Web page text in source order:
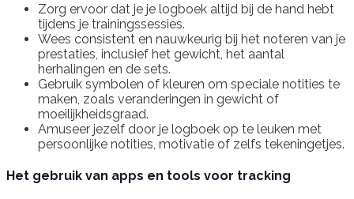
Zorg ervoor dat je je logboek altijd bij de hand hebt
tijdens je trainingssessies.
Wees consistent en nauwkeurig bij het noteren van je
prestaties, inclusief het gewicht, het aantal
herhalingen en de sets.
Gebruik symbolen of kleuren om speciale notities te
maken, zoals veranderingen in gewicht of
moeilijkheidsgraad.
Amuseer jezelf door je logboek op te leuken met
persoonlijke notities, motivatie of zelfs tekeningetjes.
Het gebruik van apps en tools voor tracking